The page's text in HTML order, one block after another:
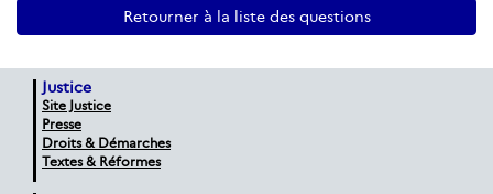
Retourner à la liste des questions
Justice
Site Justice
Presse
Droits & Démarches
Textes & Réformes